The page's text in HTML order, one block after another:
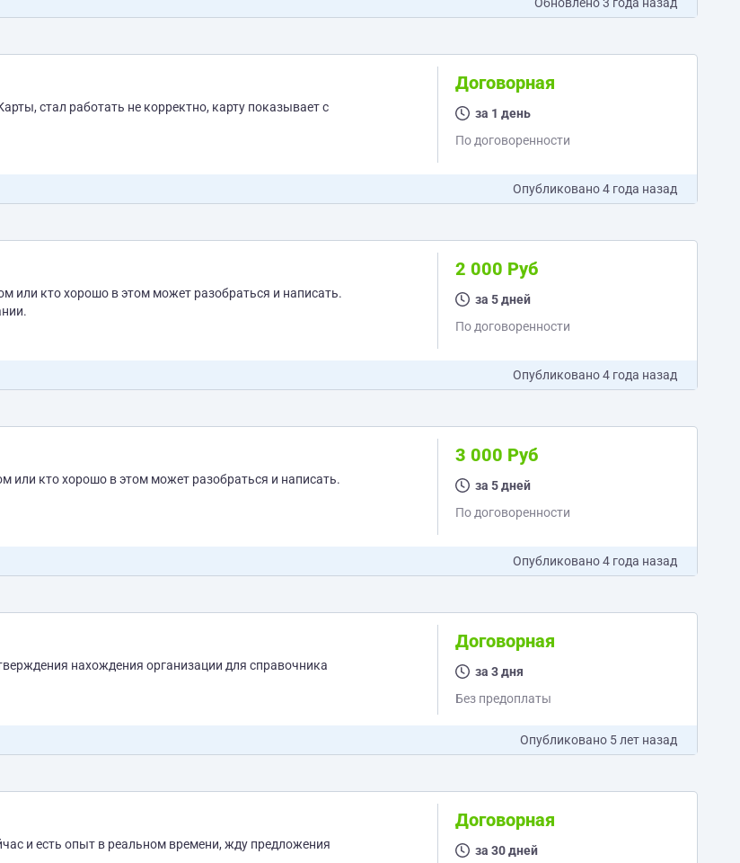
Договорная
за 1 день
По договоренности
Опубликовано4 года назад
задании.
2 000 Руб
за 5 дней
По договоренности
Опубликовано4 года назад
или кто хорошо в этом может разобраться и написать.
3 000 Руб
за 5 дней
По договоренности
Опубликовано4 года назад
подтверждения нахождения организации для справочника
Договорная
за 3 дня
Без предоплаты
Опубликовано 5 лет назад
и есть опыт в реальном времени, жду предложения
Договорная
за 30 дней